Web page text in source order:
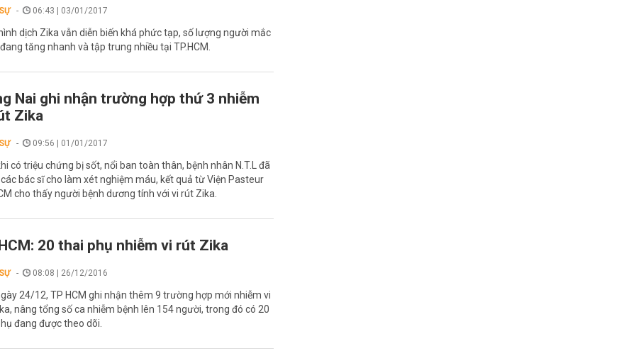
06:43 | 03/01/2017
dịch Zika vẫn diễn biến khá phức tạp, số lượng người mắc
tăng nhanh và tập trung nhiều tại TP.HCM.
Nai ghi nhận trường hợp thứ 3 nhiễm
Zika
09:56 | 01/01/2017
có triệu chứng bị sốt, nổi ban toàn thân, bệnh nhân N.T.L đã
bác sĩ cho làm xét nghiệm máu, kết quả từ Viện Pasteur
cho thấy người bệnh dương tính với vi rút Zika.
20 thai phụ nhiễm vi rút Zika
08:08 | 26/12/2016
24/12, TP HCM ghi nhận thêm 9 trường hợp mới nhiễm vi
nâng tổng số ca nhiễm bệnh lên 154 người, trong đó có 20
đang được theo dõi.